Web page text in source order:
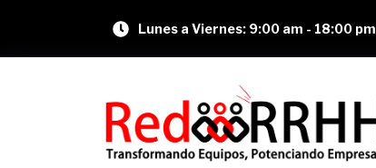
Lunes a Viernes: 9:00 am - 18:00 pm